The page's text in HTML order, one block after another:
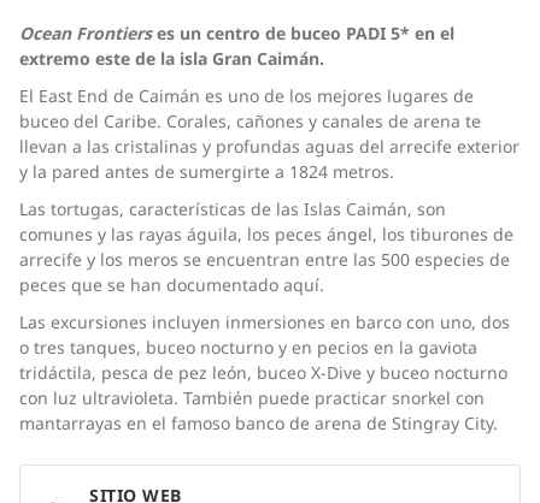
Ocean Frontierses un centro de buceo PADI 5* en el
extremo este de la isla Gran Caimán.
El East End de Caimán es uno de los mejores lugares de
buceo del Caribe. Corales, cañones y canales de arena te
llevan a las cristalinas y profundas aguas del arrecife exterior
y la pared antes de sumergirte a 1824 metros.
Las tortugas, características de las Islas Caimán, son
comunes y las rayas águila, los peces ángel, los tiburones de
arrecife y los meros se encuentran entre las 500 especies de
peces que se han documentado aquí.
Las excursiones incluyen inmersiones en barco con uno, dos
o tres tanques, buceo nocturno y en pecios en la gaviota
tridáctila, pesca de pez león, buceo X-Dive y buceo nocturno
con luz ultravioleta. También puede practicar snorkel con
mantarrayas en el famoso banco de arena de Stingray City.
SITIO WEB